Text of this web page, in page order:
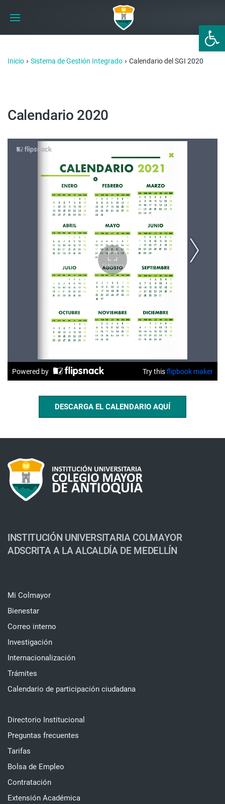
Abrir
Inicio › Sistema de Gestión Integrado › Calendario del SGI 2020
Calendario 2020
DESCARGA EL CALENDARIO AQUÍ
INSTITUCIÓN UNIVERSITARIA COLMAYOR
ADSCRITA A LA ALCALDÍA DE MEDELLÍN
Mi Colmayor
Bienestar
Correo interno
Investigación
Internacionalización
Trámites
Calendario de participación ciudadana
Directorio Institucional
Preguntas frecuentes
Tarifas
Bolsa de Empleo
Contratación
Extensión Académica